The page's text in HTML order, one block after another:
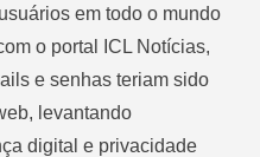
em todo o mundo
o portal ICL Notícias,
e senhas teriam sido
levantando
digital e privacidade